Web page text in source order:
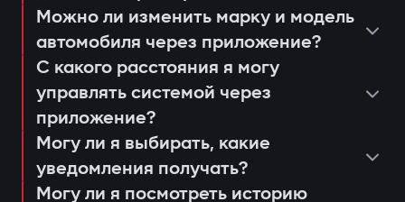
Авторизация владельца по метке
При открытии дверей или запуске
двигателя система ищет метку
владельца. Если её нет рядом —
двигатель блокируется, а владелец
мгновенно получает уведомление через
прошивки (Smart Update).
объяснение пользователю работы и
управления через приложение Gazer
Car;
выдача гарантийного талона и
активация 3-летней поддержки.
Можно ли изменить марку и модель
автомобиля через приложение?
С какого расстояния я могу
управлять системой через
приложение?
Могу ли я выбирать, какие
уведомления получать?
Могу ли я посмотреть историю